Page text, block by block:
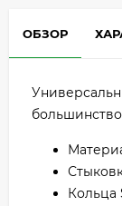
ОБЗОР
Кольца